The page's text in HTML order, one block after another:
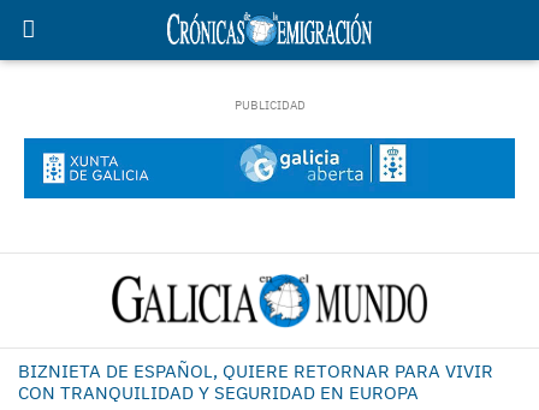
BIZNIETA DE ESPAÑOL, QUIERE RETORNAR PARA VIVIR
CON TRANQUILIDAD Y SEGURIDAD EN EUROPA